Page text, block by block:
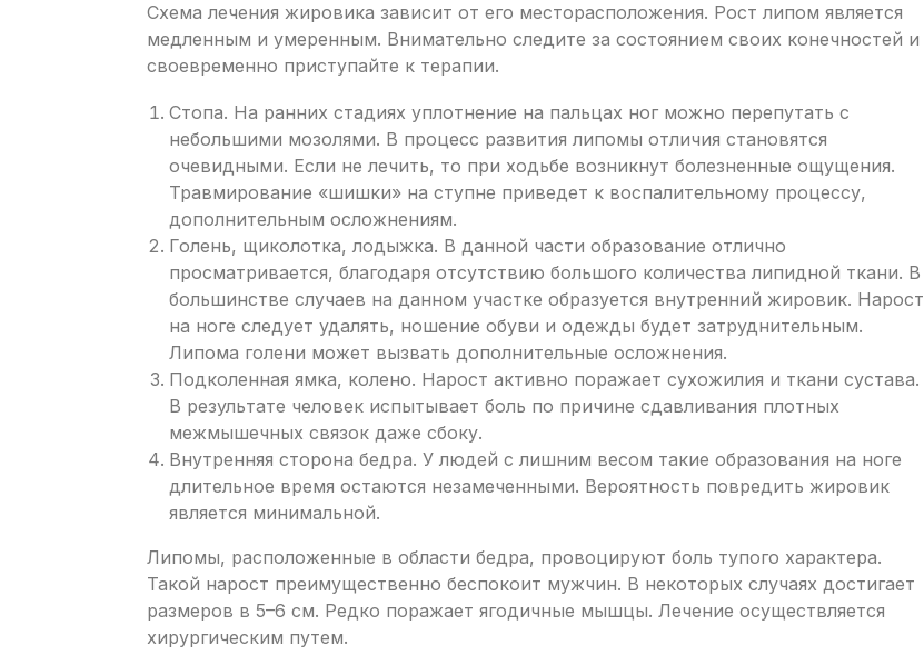
Схема лечения жировика зависит от его месторасположения. Рост липом является
медленным и умеренным. Внимательно следите за состоянием своих конечностей и
своевременно приступайте к терапии.
Стопа. На ранних стадиях уплотнение на пальцах ног можно перепутать с
небольшими мозолями. В процесс развития липомы отличия становятся
очевидными. Если не лечить, то при ходьбе возникнут болезненные ощущения.
Травмирование «шишки» на ступне приведет к воспалительному процессу,
дополнительным осложнениям.
Голень, щиколотка, лодыжка. В данной части образование отлично
просматривается, благодаря отсутствию большого количества липидной ткани. В
большинстве случаев на данном участке образуется внутренний жировик. Нарост
на ноге следует удалять, ношение обуви и одежды будет затруднительным.
Липома голени может вызвать дополнительные осложнения.
Подколенная ямка, колено. Нарост активно поражает сухожилия и ткани сустава.
В результате человек испытывает боль по причине сдавливания плотных
межмышечных связок даже сбоку.
Внутренняя сторона бедра. У людей с лишним весом такие образования на ноге
длительное время остаются незамеченными. Вероятность повредить жировик
является минимальной.
Липомы, расположенные в области бедра, провоцируют боль тупого характера.
Такой нарост преимущественно беспокоит мужчин. В некоторых случаях достигает
размеров в 5–6 см. Редко поражает ягодичные мышцы. Лечение осуществляется
хирургическим путем.